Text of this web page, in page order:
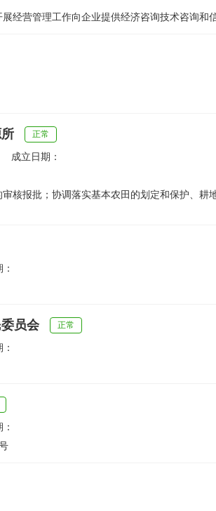
经营管理工作向企业提供经济咨询技术咨询和
正常
成立日期：
核报批；协调落实基本农田的划定和保护、耕
员会 正常